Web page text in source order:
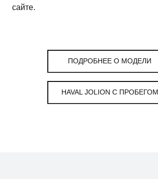
сайте.
ПОДРОБНЕЕ О МОДЕЛИ
HAVAL JOLION С ПРОБЕГОМ